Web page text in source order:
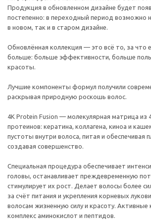
Продукция в обновленном дизайне будет
постепенно: в переходный период возможно
в новом, так и в старом дизайне.
Обновлённая коллекция — это всё то, за что
больше: больше эффективности, больше
красоты.
Лучшие компоненты формул получили
раскрывая природную роскошь волос.
4K Protein Fusion — молекулярная матрица из
протеинов: кератина, коллагена, киноа и
пустоты внутри волоса, питая и обеспечивая
создавая совершенство.
Специальная процедура обеспечивает
головы, останавливает преждевременную
стимулирует их рост. Делает волосы более
за счёт питания и укрепления корневых
волосам жизненную силу и красоту.
комплекс аминокислот и пептидов.